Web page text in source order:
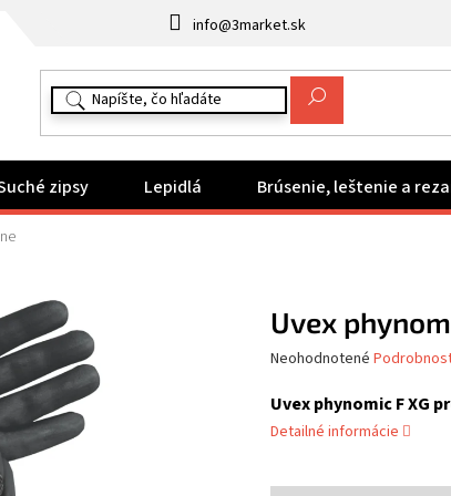
info@3market.sk
zipsy Lepidlá Brúsenie, leštenie a
Uvex phynomic F XG
Detailné informácie
Uvex
Priemerné
produktu
je
0,0
5
Neohodnotené